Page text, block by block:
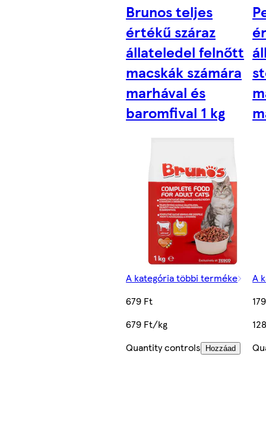
Brunos teljes
értékű száraz
állateledel felnőtt
macskák számára
marhával és
baromfival 1 kg
A kategória többi terméke
679 Ft
679 Ft/kg
Quantity controls
Hozzáad
A